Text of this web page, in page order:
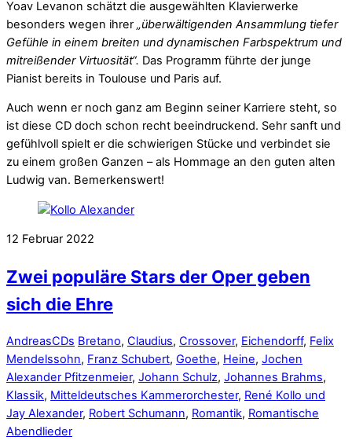
Yoav Levanon schätzt die ausgewählten Klavierwerke
besonders wegen ihrer „überwältigenden Ansammlung tiefer
Gefühle in einem breiten und dynamischen Farbspektrum und
mitreißender Virtuosität“. Das Programm führte der junge
Pianist bereits in Toulouse und Paris auf.
Auch wenn er noch ganz am Beginn seiner Karriere steht, so
ist diese CD doch schon recht beeindruckend. Sehr sanft und
gefühlvoll spielt er die schwierigen Stücke und verbindet sie
zu einem großen Ganzen – als Hommage an den guten alten
Ludwig van. Bemerkenswert!
12 Februar 2022
Zwei populäre Stars der Oper geben
sich die Ehre
AndreasCDs Bretano, Claudius, Crossover, Eichendorff, Felix
Mendelssohn, Franz Schubert, Goethe, Heine, Jochen
Alexander Pfitzenmeier, Johann Schulz, Johannes Brahms,
Klassik, Mitteldeutsches Kammerorchester, René Kollo und
Jay Alexander, Robert Schumann, Romantik, Romantische
Abendlieder